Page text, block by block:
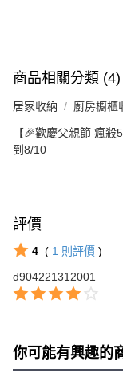
商品相關分類 (4)
居家收納 廚房櫥櫃
【🎉歡慶父親節 瘋殺5
到8/10
評價
4 ( 1 則評價 )
d904221312001
你可能有興趣的